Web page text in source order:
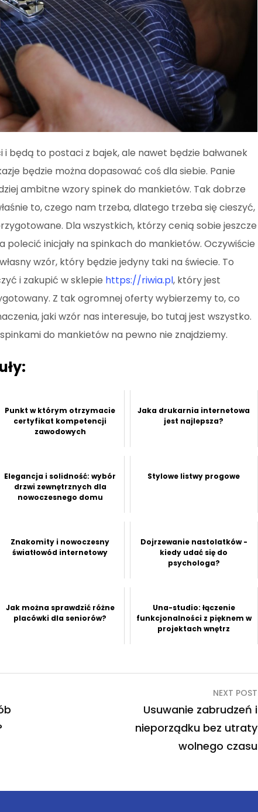
i będą to postaci z bajek, ale nawet będzie bałwanek
będzie można dopasować coś dla siebie. Panie
ambitne wzory spinek do mankietów. Tak dobrze
to, czego nam trzeba, dlatego trzeba się cieszyć,
Dla wszystkich, którzy cenią sobie jeszcze
polecić inicjały na spinkach do mankietów. Oczywiście
wzór, który będzie jedyny taki na świecie. To
i zakupić w sklepie https://riwia.pl, który jest
Z tak ogromnej oferty wybierzemy to, co
jaki wzór nas interesuje, bo tutaj jest wszystko.
do mankietów na pewno nie znajdziemy.
Punkt w którym otrzymacie
certyfikat kompetencji
zawodowych
Jaka drukarnia internetowa
jest najlepsza?
Elegancja i solidność: wybór
drzwi zewnętrznych dla
nowoczesnego domu
Stylowe listwy progowe
Znakomity i nowoczesny
światłowód internetowy
Dojrzewanie nastolatków -
kiedy udać się do
psychologa?
Jak można sprawdzić różne
placówki dla seniorów?
Una-studio: łączenie
funkcjonalności z pięknem w
projektach wnętrz
NEXT POST
Usuwanie zabrudzeń i
nieporządku bez utraty
wolnego czasu